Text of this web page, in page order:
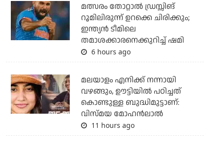
മത്സരം തോറ്റാല്‍ ഡ്രസ്സിങ്
റൂമിലിരുന്ന് ഉറക്കെ ചിരിക്കും;
ഇന്ത്യന്‍ ടീമിലെ
തമാശക്കാരനെക്കുറിച്ച് ഷമി
6 hours ago
മലയാളം എനിക്ക് നന്നായി
വഴങ്ങും, ഊട്ടിയില്‍ പഠിച്ചത്
കൊണ്ടുള്ള ബുദ്ധിമുട്ടാണ്:
വിസ്മയ മോഹന്‍ലാല്‍
11 hours ago